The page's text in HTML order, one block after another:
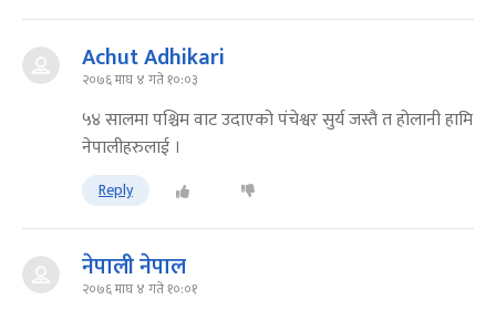
Achut Adhikari
२०७६ माघ ४ गते १०:०३
५४ सालमा पश्चिम वाट उदाएको पंचेश्वर सुर्य जस्तै त होलानी हामि
नेपालीहरुलाई ।
Reply
नेपाली नेपाल
२०७६ माघ ४ गते १०:०१